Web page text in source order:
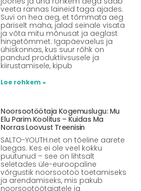
veeta rannas laineid taga ajades.
Suvi on hea aeg, et tõmmata aeg
päriselt maha, jalad seinale visata
ja võta mitu mõnusat ja aeglast
hingetõmmet. Igapäevaelus ja
ühiskonnas, kus suur rõhk on
pandud produktiivsusele ja
kiirustamisele, kipub
Loe rohkem »
Noorsootöötaja Kogemuslugu: Mu
Elu Parim Koolitus – Kuidas Ma
Norras Loovust Treenisin
SALTO-YOUTH.net on tõeline aarete
laegas. Kes ei ole veel kokku
puutunud – see on lihtsalt
seletades üle-euroopaline
võrgustik noorsootöö toetamiseks
ja arendamiseks, mis pakub
noorsootöötajatele ja